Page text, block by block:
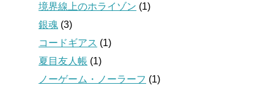
境界線上のホライゾン (1)
銀魂 (3)
コードギアス (1)
夏目友人帳 (1)
ノーゲーム・ノーラーフ (1)